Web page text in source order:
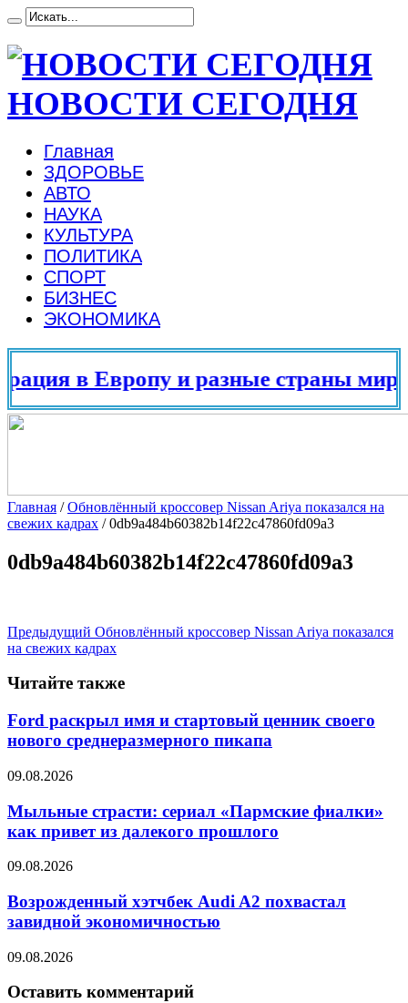
НОВОСТИ СЕГОДНЯ
Главная
ЗДОРОВЬЕ
АВТО
НАУКА
КУЛЬТУРА
ПОЛИТИКА
СПОРТ
БИЗНЕС
ЭКОНОМИКА
в Европу и разные страны мира
Главная /Обновлённый кроссовер Nissan Ariya показался на
свежих кадрах /0db9a484b60382b14f22c47860fd09a3
0db9a484b60382b14f22c47860fd09a3
Предыдущий Обновлённый кроссовер Nissan Ariya показался
на свежих кадрах
Читайте также
Ford раскрыл имя и стартовый ценник своего
нового среднеразмерного пикапа
09.08.2026
Мыльные страсти: сериал «Пармские фиалки»
как привет из далекого прошлого
09.08.2026
Возрожденный хэтчбек Audi A2 похвастал
завидной экономичностью
09.08.2026
Оставить комментарий